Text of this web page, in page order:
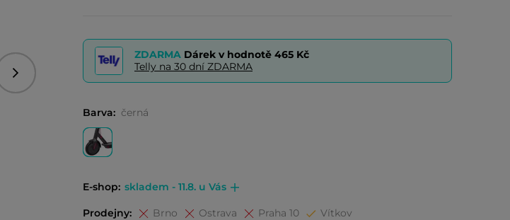
Následující
ZDARMA Dárek v hodnotě 465 Kč
Telly na 30 dní ZDARMA
Barva: černá
E-shop: skladem - 11.8. u Vás
Prodejny: Brno Ostrava Praha 10 Vítkov